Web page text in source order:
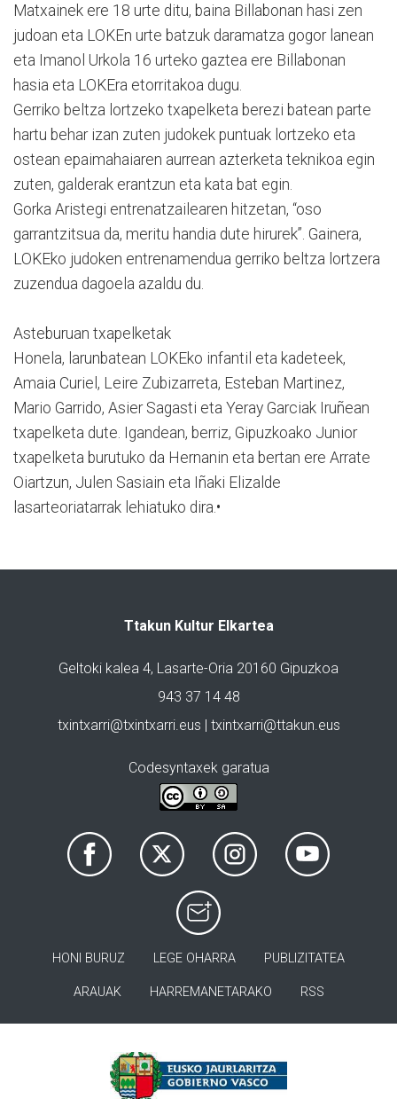
Matxainek ere 18 urte ditu, baina Billabonan hasi zen
judoan eta LOKEn urte batzuk daramatza gogor lanean
eta Imanol Urkola 16 urteko gaztea ere Billabonan
hasia eta LOKEra etorritakoa dugu.
Gerriko beltza lortzeko txapelketa berezi batean parte
hartu behar izan zuten judokek puntuak lortzeko eta
ostean epaimahaiaren aurrean azterketa teknikoa egin
zuten, galderak erantzun eta kata bat egin.
Gorka Aristegi entrenatzailearen hitzetan, “oso
garrantzitsua da, meritu handia dute hirurek”. Gainera,
LOKEko judoken entrenamendua gerriko beltza lortzera
zuzendua dagoela azaldu du.
Asteburuan txapelketak
Honela, larunbatean LOKEko infantil eta kadeteek,
Amaia Curiel, Leire Zubizarreta, Esteban Martinez,
Mario Garrido, Asier Sagasti eta Yeray Garciak Iruñean
txapelketa dute. Igandean, berriz, Gipuzkoako Junior
txapelketa burutuko da Hernanin eta bertan ere Arrate
Oiartzun, Julen Sasiain eta Iñaki Elizalde
lasarteoriatarrak lehiatuko dira.•
Ttakun Kultur Elkartea
Geltoki kalea 4, Lasarte-Oria 20160 Gipuzkoa
943 37 14 48
txintxarri@txintxarri.eus | txintxarri@ttakun.eus
Codesyntaxek garatua
HONI BURUZ LEGE OHARRA PUBLIZITATEA
ARAUAK HARREMANETARAKO RSS